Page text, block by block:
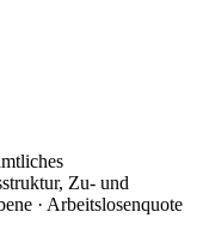
Zu- und
· Arbeitslosenquote